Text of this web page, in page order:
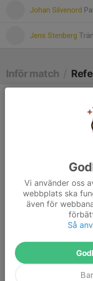
Johan Silvenord
Jens Stenberg
Inför match
Vi använder oss
webbplats ska
även för
Så